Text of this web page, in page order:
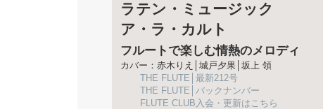
ラテン・ミュージック
ア・ラ・カルト
フルートで楽しむ情熱のメロディ
カバー：赤木りえ│城戸夕果│坂上 領
THE FLUTE│最新212号
THE FLUTE│バックナンバー
FLUTE CLUB入会・更新はこちら